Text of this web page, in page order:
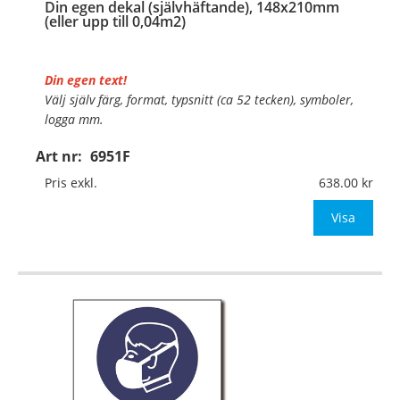
Din egen dekal (självhäftande), 148x210mm
(eller upp till 0,04m2)
Art nr: 6951F
Din egen text!
Välj själv färg, format, typsnitt (ca 52 tecken), symboler,
logga mm.
Material:Självhäftande folie
Mått:148x210mm (eller annat mått upp till 0,04m²)
Pris exkl. 638.00
Visa